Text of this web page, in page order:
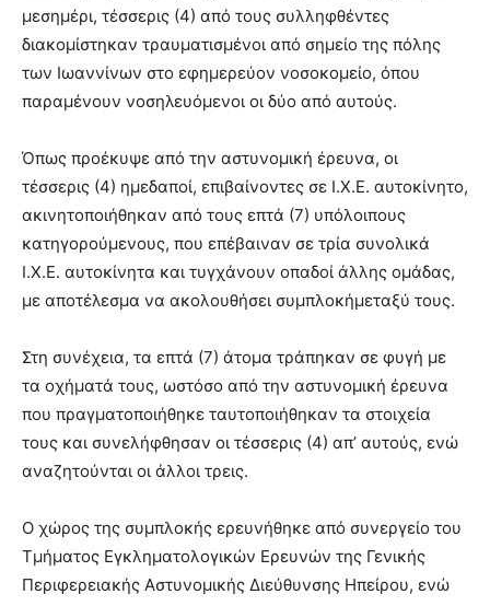
μεσημέρι, τέσσερις (4) από τους συλληφθέντες
διακομίστηκαν τραυματισμένοι από σημείο της πόλης
των Ιωαννίνων στο εφημερεύον νοσοκομείο, όπου
παραμένουν νοσηλευόμενοι οι δύο από αυτούς.
Όπως προέκυψε από την αστυνομική έρευνα, οι
τέσσερις (4) ημεδαποί, επιβαίνοντες σε Ι.Χ.Ε. αυτοκίνητο,
ακινητοποιήθηκαν από τους επτά (7) υπόλοιπους
κατηγορούμενους, που επέβαιναν σε τρία συνολικά
Ι.Χ.Ε. αυτοκίνητα και τυγχάνουν οπαδοί άλλης ομάδας,
με αποτέλεσμα να ακολουθήσει συμπλοκήμεταξύ τους.
Στη συνέχεια, τα επτά (7) άτομα τράπηκαν σε φυγή με
τα οχήματά τους, ωστόσο από την αστυνομική έρευνα
που πραγματοποιήθηκε ταυτοποιήθηκαν τα στοιχεία
τους και συνελήφθησαν οι τέσσερις (4) απ’ αυτούς, ενώ
αναζητούνται οι άλλοι τρεις.
Ο χώρος της συμπλοκής ερευνήθηκε από συνεργείο του
Τμήματος Εγκληματολογικών Ερευνών της Γενικής
Περιφερειακής Αστυνομικής Διεύθυνσης Ηπείρου, ενώ